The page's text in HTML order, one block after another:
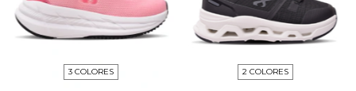
3 COLORES 2 COLORES